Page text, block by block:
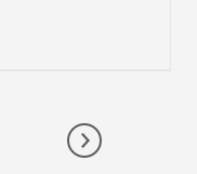
Go to next